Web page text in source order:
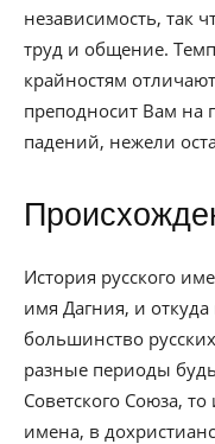
независимость, так
труд и общение.
крайностям
преподносит Вам на
падений, нежели
История русского
имя Дагния, и
большинство
разные периоды
Советского Союза,
имена, в